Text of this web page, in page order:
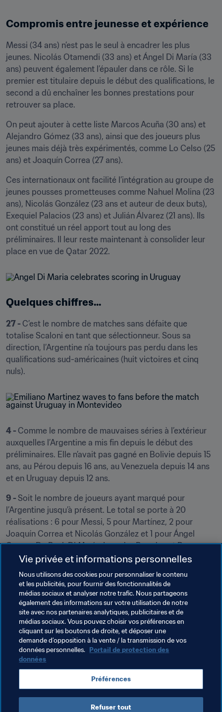
Compromis entre jeunesse et expérience
Messi (34 ans) n’est pas le seul à encadrer les plus
jeunes. Nicolás Otamendi (33 ans) et Ángel Di María (33
ans) peuvent également l’épauler dans ce rôle. Si le
premier est titulaire depuis le début des qualifications, le
second a dû enchaîner les bonnes prestations pour
retrouver sa place.
On peut ajouter à cette liste Marcos Acuña (30 ans) et
Alejandro Gómez (33 ans), ainsi que des joueurs plus
jeunes mais déjà très expérimentés, comme Lo Celso (25
ans) et Joaquín Correa (27 ans).
Ces internationaux ont facilité l’intégration au groupe de
jeunes pousses prometteuses comme Nahuel Molina (23
ans), Nicolás González (23 ans et auteur de deux buts),
Exequiel Palacios (23 ans) et Julián Álvarez (21 ans). Ils
ont constitué un réel apport tout au long des
préliminaires. Il leur reste maintenant à consolider leur
place en vue de Qatar 2022.
Quelques chiffres...
27 - C’est le nombre de matches sans défaite que
totalise Scaloni en tant que sélectionneur. Sous sa
direction, l’Argentine n’a toujours pas perdu dans les
qualifications sud-américaines (huit victoires et cinq
nuls).
4 - Comme le nombre de mauvaises séries à l’extérieur
auxquelles l’Argentine a mis fin depuis le début des
préliminaires. Elle n’avait pas gagné en Bolivie depuis 15
ans, au Pérou depuis 16 ans, au Venezuela depuis 14 ans
et en Uruguay depuis 12 ans.
9 - Soit le nombre de joueurs ayant marqué pour
l’Argentine jusqu’à présent. Le total se porte à 20
réalisations : 6 pour Messi, 5 pour Martínez, 2 pour
Joaquín Correa et Nicolás González et 1 pour Ángel
Correa, De Paul, Di María, Leandro Paredes et Romero.
540 - Comme le nombre de minutes de jeu depuis le
dernier but encaissé par l ’Albiceleste en compétition
préliminaire. C’est le Vénézuélien Jefferson Soteldo qui
avait trompé Martínez lors de la 9ème journée, sur
penalty concédé à la 94ème.
Thèmes en lien
Coupe du Monde de la FIFA, Qatar 2022
Argentina CONMEBOL
Vie privée et informations personnelles
Nous utilisons des cookies pour personnaliser le contenu
et les publicités, pour fournir des fonctionnalités de
médias sociaux et analyser notre trafic. Nous partageons
également des informations sur votre utilisation de notre
site avec nos partenaires analytiques, publicitaires et de
médias sociaux. Vous pouvez choisir vos préférences en
cliquant sur les boutons de droite, et déposer une
demande d’opposition à la vente / la transmission de vos
données personnelles. Portail de protection des
données
Préférences
Refuser tout